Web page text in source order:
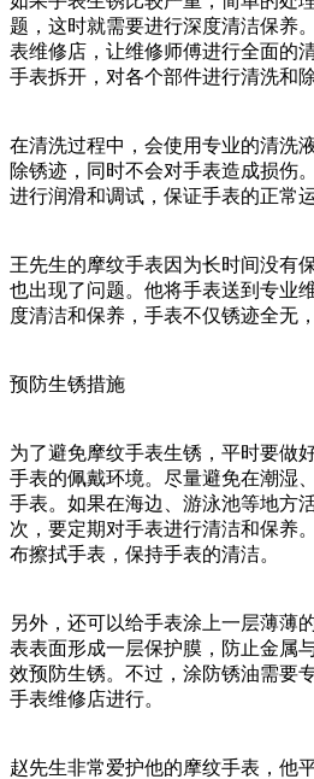
题，这时就需要进行深度清洁保养
表维修店，让维修师傅进行全面的
手表拆开，对各个部件进行清洗和
在清洗过程中，会使用专业的清洗
除锈迹，同时不会对手表造成损伤
进行润滑和调试，保证手表的正常运
王先生的摩纹手表因为长时间没有
也出现了问题。他将手表送到专业
度清洁和保养，手表不仅锈迹全无
预防生锈措施
为了避免摩纹手表生锈，平时要做
手表的佩戴环境。尽量避免在潮湿
手表。如果在海边、游泳池等地方
次，要定期对手表进行清洁和保养
布擦拭手表，保持手表的清洁。
另外，还可以给手表涂上一层薄薄
表表面形成一层保护膜，防止金属
效预防生锈。不过，涂防锈油需要
手表维修店进行。
赵先生非常爱护他的摩纹手表，他